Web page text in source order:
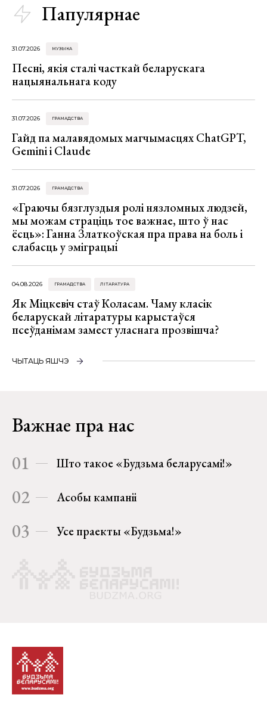
Папулярнае
31.07.2026 МУЗЫКА
Песні, якія сталі часткай беларускага
нацыянальнага коду
31.07.2026 ГРАМАДСТВА
Гайд па малавядомых магчымасцях ChatGPT,
Gemini і Claude
31.07.2026 ГРАМАДСТВА
«Граючы бязглуздыя ролі нязломных людзей,
мы можам страціць тое важнае, што ў нас
ёсць»: Ганна Златкоўская пра права на боль і
слабасць у эміграцыі
04.08.2026 ГРАМАДСТВА ЛІТАРАТУРА
Як Міцкевіч стаў Коласам. Чаму класік
беларускай літаратуры карыстаўся
псеўданімам замест уласнага прозвішча?
ЧЫТАЦЬ ЯШЧЭ
Важнае пра нас
01 Што такое «Будзьма беларусамі!»
02 Асобы кампаніі
03 Усе праекты «Будзьма!»